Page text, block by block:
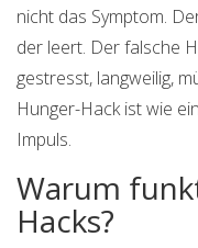
nicht das Symptom.
der leert. Der falsche
gestresst, langweilig,
Hunger-Hack ist wie
Impuls.
Warum
Hacks?